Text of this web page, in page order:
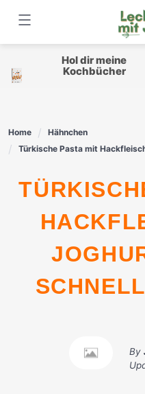
content
Hol dir meine
Kochbücher
Home
Hähnchen
Türkische Pasta mit
TÜRKISCHE PASTA MIT
By